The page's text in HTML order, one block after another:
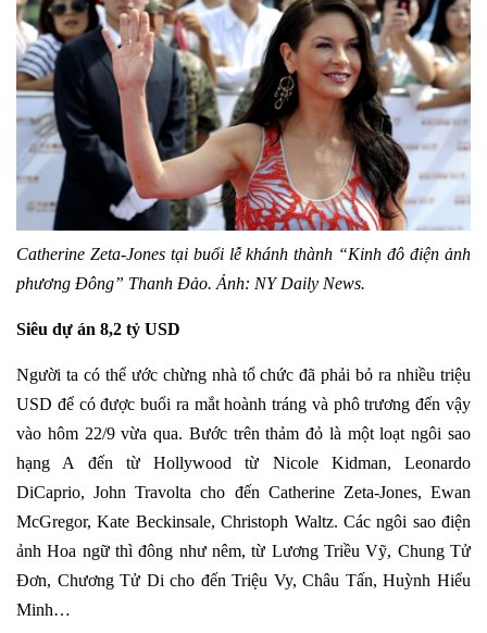
Catherine Zeta-Jones tại buổi lễ khánh thành “Kinh đô điện ảnh
phương Đông” Thanh Đảo. Ảnh: NY Daily News.
Siêu dự án 8,2 tỷ USD
Người ta có thể ước chừng nhà tổ chức đã phải bỏ ra nhiều triệu
USD để có được buổi ra mắt hoành tráng và phô trương đến vậy
vào hôm 22/9 vừa qua. Bước trên thảm đỏ là một loạt ngôi sao
hạng A đến từ Hollywoodtừ Nicole Kidman, Leonardo
DiCaprio, John Travolta cho đến Catherine Zeta-Jones,Ewan
McGregor,Kate Beckinsale, Christoph Waltz. Các ngôi sao điện
ảnh Hoa ngữ thì đông như nêm, từ Lương Triều Vỹ, Chung Tử
Đơn, Chương Tử Di cho đến Triệu Vy, Châu Tấn, Huỳnh Hiểu
Minh…